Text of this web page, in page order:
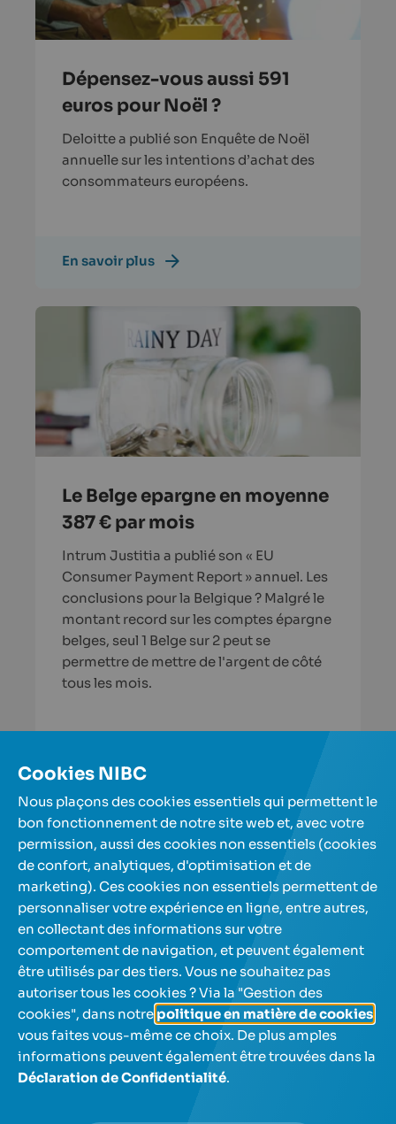
Dépensez-vous aussi 591
euros pour Noël ?
Deloitte a publié son Enquête de Noël
annuelle sur les intentions d’achat des
consommateurs européens.
En savoir plus
Le Belge epargne en moyenne
387 € par mois
Intrum Justitia a publié son « EU
Consumer Payment Report » annuel. Les
conclusions pour la Belgique ? Malgré le
montant record sur les comptes épargne
belges, seul 1 Belge sur 2 peut se
permettre de mettre de l'argent de côté
tous les mois.
En savoir plus
Plus d'articles
Nos comptes d'épargne
A propos de nous
Aide et contact
NL FR
Cookies NIBC
Nous plaçons des cookies essentiels qui permettent le
bon fonctionnement de notre site web et, avec votre
permission, aussi des cookies non essentiels (cookies
de confort, analytiques, d'optimisation et de
marketing). Ces cookies non essentiels permettent de
personnaliser votre expérience en ligne, entre autres,
en collectant des informations sur votre
comportement de navigation, et peuvent également
être utilisés par des tiers. Vous ne souhaitez pas
autoriser tous les cookies ? Via la "Gestion des
cookies", dans notre politique en matière de cookies
vous faites vous-même ce choix. De plus amples
informations peuvent également être trouvées dans la
Déclaration de Confidentialité.